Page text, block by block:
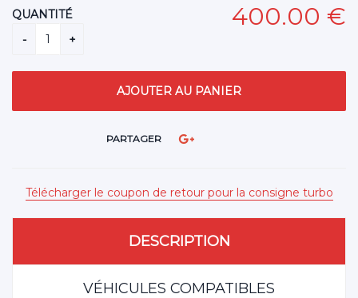
400.00 €
QUANTITÉ
PARTAGER
Télécharger le coupon de retour pour la consigne turbo
DESCRIPTION
VÉHICULES COMPATIBLES